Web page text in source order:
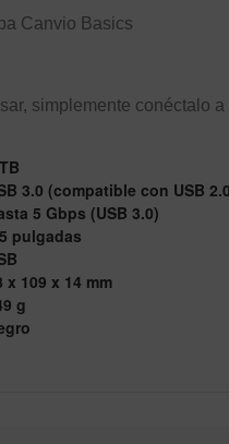
Canvio Basics
simplemente conéctalo
3.0 (compatible con USB
5 Gbps (USB 3.0)
pulgadas
x 109 x 14 mm
g